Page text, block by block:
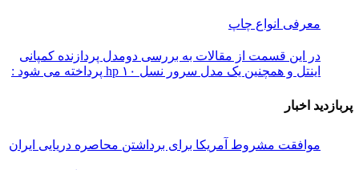
معرفی انواع چاپ
در این قسمت از مقالات به بررسی دو‌مدل پردازنده کمپانی
اینتل و همچنین یک مدل سرور نسل ۱۰ hp پرداخته می شود :
پربازدید اخبار
موافقت مشروط آمریکا برای برداشتن محاصره دریایی ایران